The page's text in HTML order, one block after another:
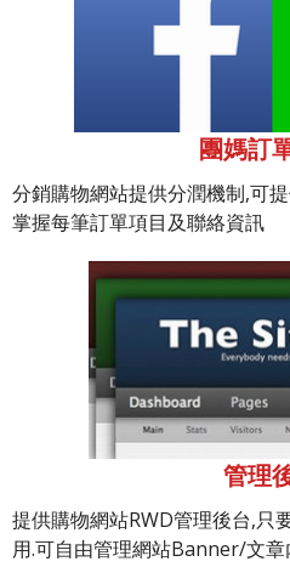
團媽訂
分銷購物網站提供分潤機制,可
掌握每筆訂單項目及聯絡資訊
管理
提供購物網站RWD管理後台,只
用.可自由管理網站Banner/文